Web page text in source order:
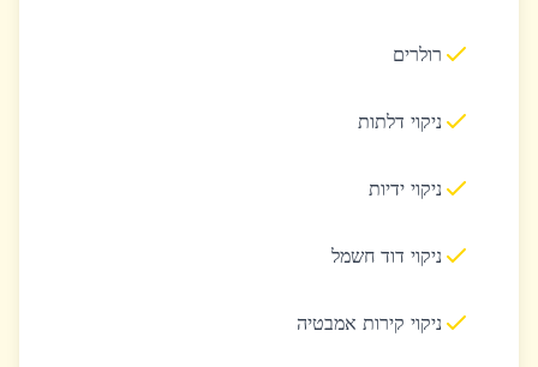
רולרים
ניקוי דלתות
ניקוי ידיות
ניקוי דוד חשמל
ניקוי קירות אמבטיה